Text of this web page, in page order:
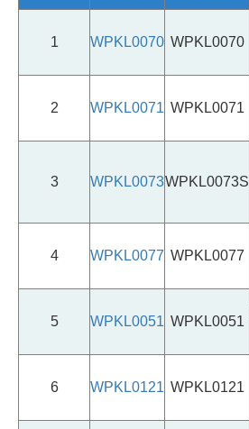
1 WPKL0070 WPKL0070
2 WPKL0071 WPKL0071
3 WPKL0073WPKL0073S
4 WPKL0077 WPKL0077
5 WPKL0051 WPKL0051
6 WPKL0121 WPKL0121